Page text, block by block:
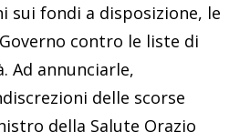
sui fondi a disposizione, le
contro le liste di
Ad annunciarle,
delle scorse
della Salute Orazio